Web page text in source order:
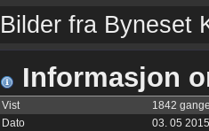
Bilder fra Byneset
Informasjon
Vist
1842
Dato
03. 05